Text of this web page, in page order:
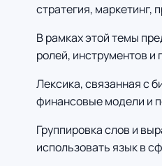
стратегия, маркетинг,
В рамках этой темы
ролей, инструментов
Лексика, связанная с
финансовые модели и
Группировка слов и
использовать язык в